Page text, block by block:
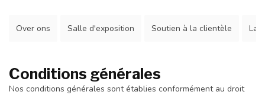
Over ons Salle d'exposition Soutien à la clientèle La
Conditions générales
Nos conditions générales sont établies conformément au droit